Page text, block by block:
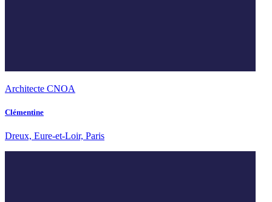
Architecte CNOA
Clémentine
Dreux, Eure-et-Loir, Paris